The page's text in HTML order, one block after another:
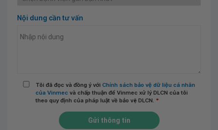
Nội dung cần tư vấn
Tôi đã đọc và đồng ý với Chính sách bảo vệ dữ liệu cá nhân
của Vinmec và chấp thuận để Vinmec xử lý DLCN của tôi
theo quy định của pháp luật về bảo vệ DLCN. *
Gửi thông tin